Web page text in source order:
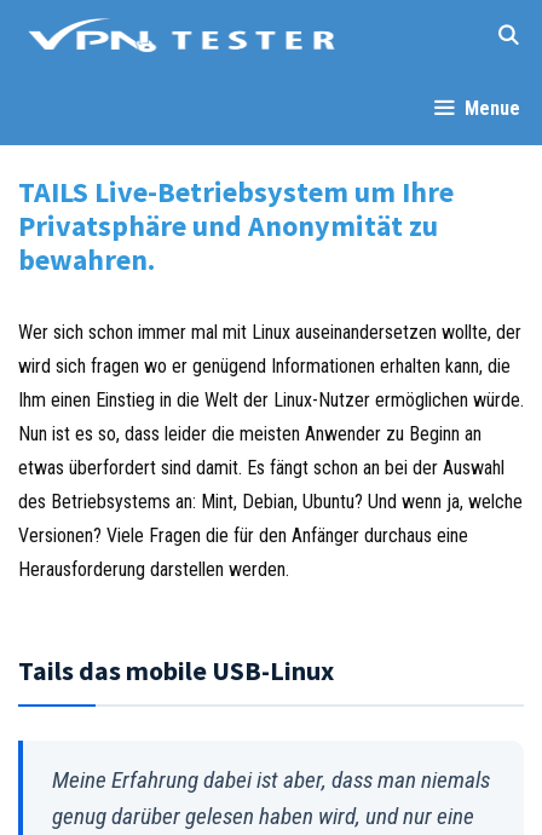
Menue
TAILS Live-Betriebsystem um Ihre
Privatsphäre und Anonymität zu
bewahren.
Wer sich schon immer mal mit Linux auseinandersetzen wollte, der
wird sich fragen wo er genügend Informationen erhalten kann, die
Ihm einen Einstieg in die Welt der Linux-Nutzer ermöglichen würde.
Nun ist es so, dass leider die meisten Anwender zu Beginn an
etwas überfordert sind damit. Es fängt schon an bei der Auswahl
des Betriebsystems an: Mint, Debian, Ubuntu? Und wenn ja, welche
Versionen? Viele Fragen die für den Anfänger durchaus eine
Herausforderung darstellen werden.
Tails das mobile USB-Linux
Meine Erfahrung dabei ist aber, dass man niemals
genug darüber gelesen haben wird, und nur eine